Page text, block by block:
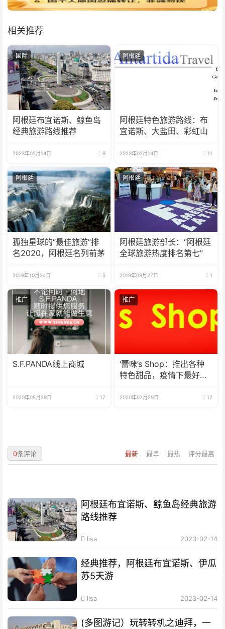
相关推荐
国际
阿根廷布宜诺斯、鲸鱼岛
经典旅游路线推荐
2023年02月14日 9
阿根廷
阿根廷特色旅游路线：布
宜诺斯、大盐田、彩虹山
2023年02月14日 11
阿根廷
孤独星球的“最佳旅游”排
名2020，阿根廷名列前茅
2019年10月24日 5
阿根廷
阿根廷旅游部长：“阿根廷
全球旅游热度排名第七”
2019年09月27日 1
推广
S.F.PANDA线上商城
2020年05月29日 17
推广
‘蕾咪’s Shop：推出各种
特色甜品，疫情下最好的
2020年07月29日 17
最新 最早 最热 评分最高
0条评论
阿根廷布宜诺斯、鲸鱼岛经典旅游
路线推荐
lisa 2023-02-14
经典推荐，阿根廷布宜诺斯、伊瓜
苏5天游
lisa 2023-02-14
(多图游记）玩转转机之迪拜，一